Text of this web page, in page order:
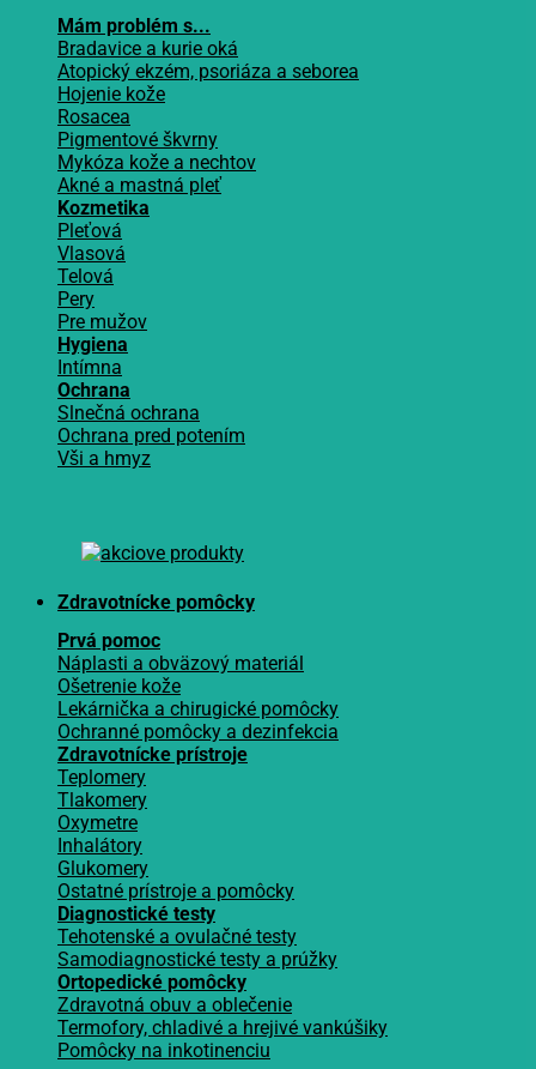
Mám problém s...
Bradavice a kurie oká
Atopický ekzém, psoriáza a seborea
Hojenie kože
Rosacea
Pigmentové škvrny
Mykóza kože a nechtov
Akné a mastná pleť
Kozmetika
Pleťová
Vlasová
Telová
Pery
Pre mužov
Hygiena
Intímna
Ochrana
Slnečná ochrana
Ochrana pred potením
Vši a hmyz
Zdravotnícke pomôcky
Prvá pomoc
Náplasti a obväzový materiál
Ošetrenie kože
Lekárnička a chirugické pomôcky
Ochranné pomôcky a dezinfekcia
Zdravotnícke prístroje
Teplomery
Tlakomery
Oxymetre
Inhalátory
Glukomery
Ostatné prístroje a pomôcky
Diagnostické testy
Tehotenské a ovulačné testy
Samodiagnostické testy a prúžky
Ortopedické pomôcky
Zdravotná obuv a oblečenie
Termofory, chladivé a hrejivé vankúšiky
Pomôcky na inkotinenciu